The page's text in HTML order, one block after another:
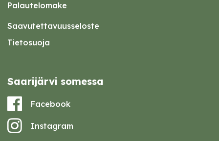
Palautelomake
Saavutettavuusseloste
Tietosuoja
Saarijärvi somessa
Facebook
Instagram